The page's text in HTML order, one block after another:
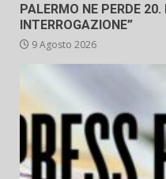
PALERMO NE PERDE 20.
INTERROGAZIONE”
9 Agosto 2026